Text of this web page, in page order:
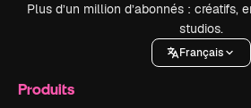
Plus d’un million d’abonnés : créatifs,
studios.
Français
Produits